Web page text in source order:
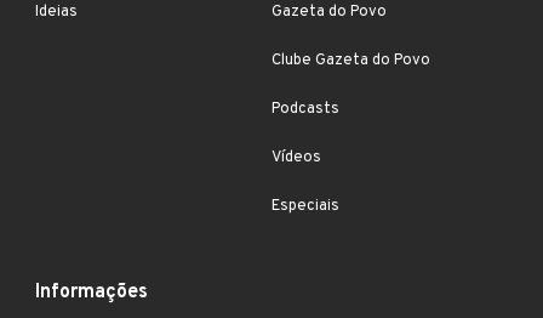
Ideias Gazeta do Povo
Clube Gazeta do Povo
Podcasts
Vídeos
Especiais
Informações